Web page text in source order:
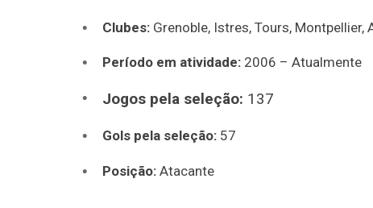
Clubes: Grenoble, Istres, Tours, Montpellier,
Período em atividade: 2006 – Atualmente
Jogos pela seleção: 137
Gols pela seleção: 57
Posição: Atacante